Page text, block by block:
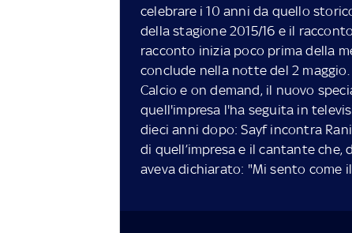
celebrare i 10 anni da quello
della stagione 2015/16 e il
racconto inizia poco prima della
conclude nella notte del 2
Calcio e on demand, il nuovo
quell'impresa l'ha seguita in
dieci anni dopo: Sayf incontra
di quell’impresa e il cantante
aveva dichiarato: "Mi sento come